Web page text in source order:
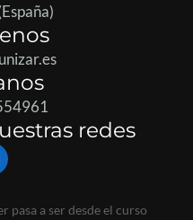
redes
pasa a ser desde el curso